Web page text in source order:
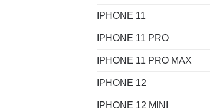
IPHONE 11
IPHONE 11 PRO
IPHONE 11 PRO MAX
IPHONE 12
IPHONE 12 MINI